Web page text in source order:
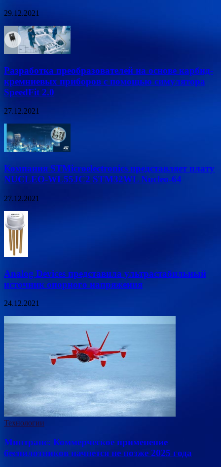
29.12.2021
Разработка преобразователей на основе карбид-
кремниевых приборов с помощью симулятора
SpeedFit 2.0
27.12.2021
Компания STMicroelectronics представляет плату
NUCLEO-WL55JC2 STM32WL Nucleo-64
27.12.2021
Analog Devices представила ультрастабильный
источник опорного напряжения
24.12.2021
Технологии
Минтранс: Коммерческое применение
беспилотников начнется не позже 2025 года